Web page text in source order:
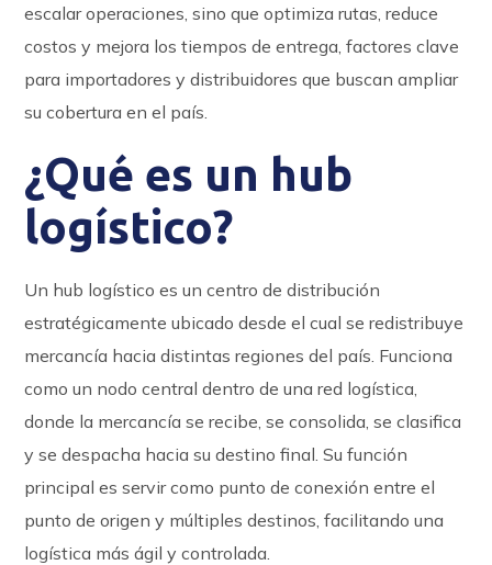
escalar operaciones, sino que optimiza rutas, reduce
costos y mejora los tiempos de entrega, factores clave
para importadores y distribuidores que buscan ampliar
su cobertura en el país.
¿Qué es un hub
logístico?
Un hub logístico es un centro de distribución
estratégicamente ubicado desde el cual se redistribuye
mercancía hacia distintas regiones del país. Funciona
como un nodo central dentro de una red logística,
donde la mercancía se recibe, se consolida, se clasifica
y se despacha hacia su destino final. Su función
principal es servir como punto de conexión entre el
punto de origen y múltiples destinos, facilitando una
logística más ágil y controlada.